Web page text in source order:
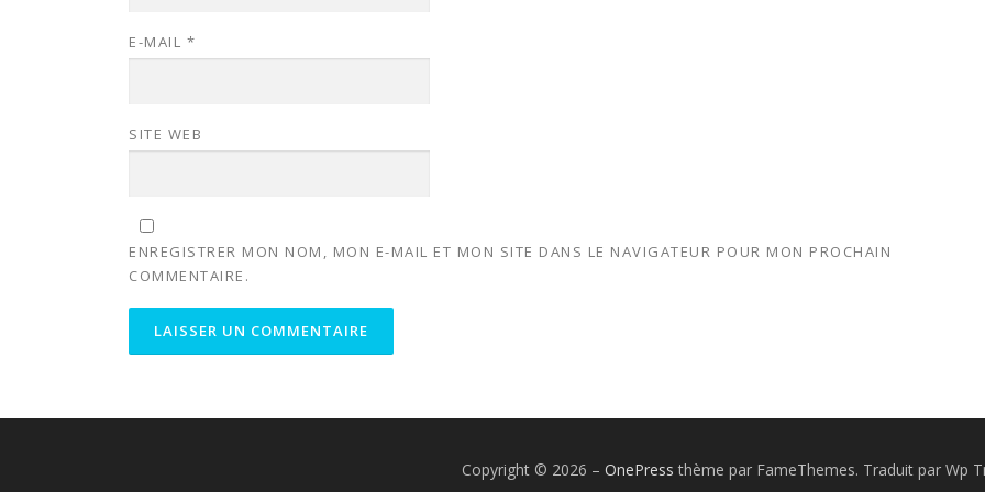
E-MAIL *
SITE WEB
ENREGISTRER MON NOM, MON E-MAIL ET MON SITE DANS LE NAVIGATEUR POUR MON PROCHAIN
COMMENTAIRE.
Copyright © 2026 – OnePress thème par FameThemes. Traduit par Wp